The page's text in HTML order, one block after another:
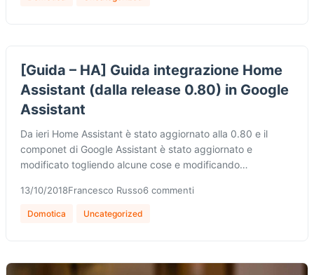
[Guida – HA] Guida integrazione Home
Assistant (dalla release 0.80) in Google
Assistant
Da ieri Home Assistant è stato aggiornato alla 0.80 e il
componet di Google Assistant è stato aggiornato e
modificato togliendo alcune cose e modificando…
13/10/2018Francesco Russo6 commenti
Domotica Uncategorized